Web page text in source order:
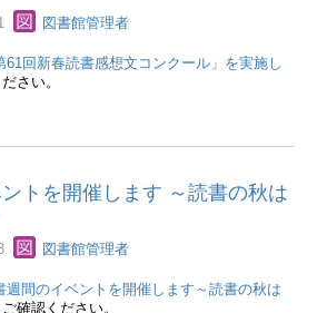
図書館管理者
61回新春読書感想文コンクール」を実施し
さい。
トを開催します ～読書の秋は
図書館管理者
週間のイベントを開催します～読書の秋は
確認ください。